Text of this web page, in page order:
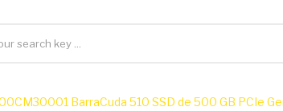
BarraCuda 510 SSD de 500 GB PCIe